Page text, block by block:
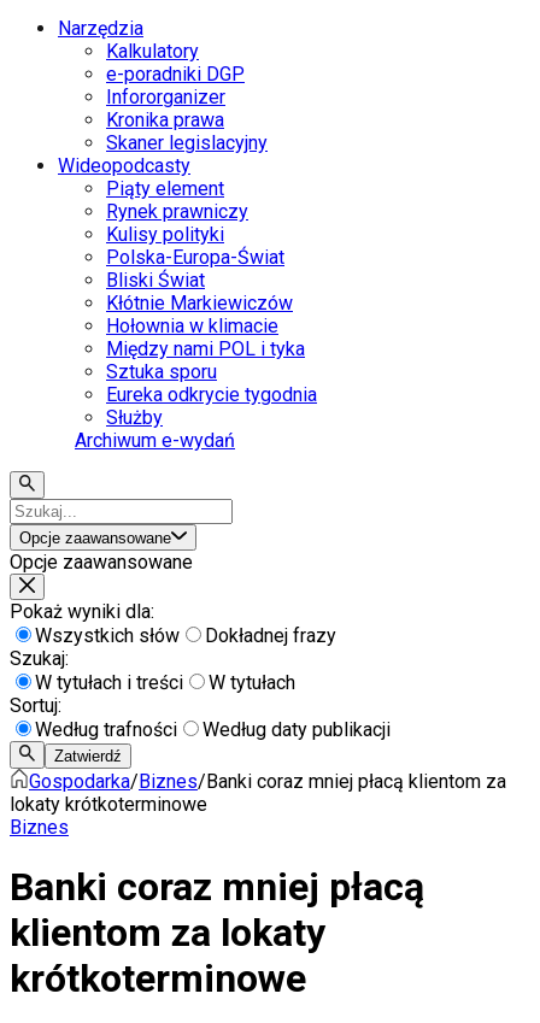
Narzędzia
Kalkulatory
e-poradniki DGP
Infororganizer
Kronika prawa
Skaner legislacyjny
Wideopodcasty
Piąty element
Rynek prawniczy
Kulisy polityki
Polska-Europa-Świat
Bliski Świat
Kłótnie Markiewiczów
Hołownia w klimacie
Między nami POL i tyka
Sztuka sporu
Eureka odkrycie tygodnia
Służby
Archiwum e-wydań
Opcje zaawansowane
Opcje zaawansowane
Pokaż wyniki dla:
Wszystkich słów
Dokładnej frazy
Szukaj:
W tytułach i treści
W tytułach
Sortuj:
Według trafności
Według daty publikacji
Zatwierdź
Gospodarka/Biznes/Banki coraz mniej płacą klientom za
lokaty krótkoterminowe
Biznes
Banki coraz mniej płacą
klientom za lokaty
krótkoterminowe